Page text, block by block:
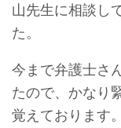
山先生に相談し
た。
今まで弁護士さ
たので、かなり
覚えております。